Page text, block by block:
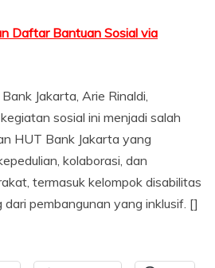
Daftar Bantuan Sosial via
Jakarta, Arie Rinaldi,
sosial ini menjadi salah
HUT Bank Jakarta yang
kolaborasi, dan
termasuk kelompok disabilitas
pembangunan yang inklusif. []